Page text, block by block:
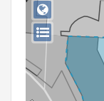
Aanmelden